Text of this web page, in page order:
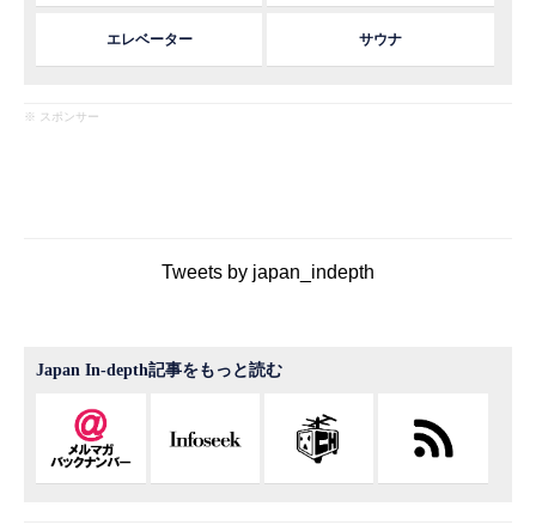
エレベーター サウナ
※ スポンサー
Tweets by japan_indepth
Japan In-depth記事をもっと読む